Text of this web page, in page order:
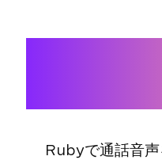
Rubyで通話音